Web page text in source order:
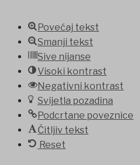
Povećaj tekst
Smanji tekst
Sive nijanse
Visoki kontrast
Negativni kontrast
Svijetla pozadina
Podcrtane poveznice
Čitljiv tekst
Reset